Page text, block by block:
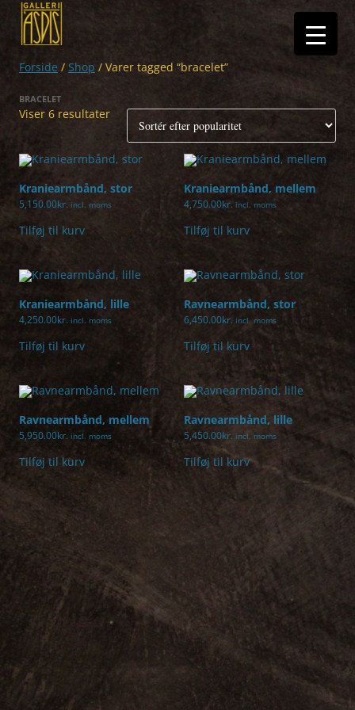
Hop
til
indhold
Forside / Shop / Varer tagged “bracelet”
BRACELET
Viser 6 resultaterSorteret
popularitet
Kraniearmbånd, stor
5,150.00kr. incl. moms
Tilføj til kurv
Kraniearmbånd, mellem
4,750.00kr. incl. moms
Tilføj til kurv
Kraniearmbånd, lille
4,250.00kr. incl. moms
Tilføj til kurv
Ravnearmbånd, stor
6,450.00kr. incl. moms
Tilføj til kurv
Ravnearmbånd, mellem
5,950.00kr. incl. moms
Tilføj til kurv
Ravnearmbånd, lille
5,450.00kr. incl. moms
Tilføj til kurv